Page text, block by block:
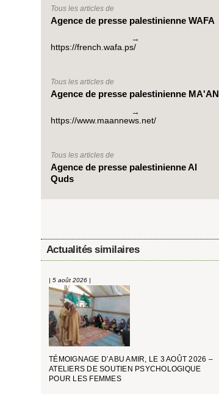
Tous les articles de
Agence de presse palestinienne WAFA
https://french.wafa.ps/
Tous les articles de
Agence de presse palestinienne MA'AN
https://www.maannews.net/
Tous les articles de
Agence de presse palestinienne Al
Quds
Actualités similaires
| 5 août 2026 |
TÉMOIGNAGE D’ABU AMIR, LE 3 AOÛT 2026 –
ATELIERS DE SOUTIEN PSYCHOLOGIQUE
POUR LES FEMMES